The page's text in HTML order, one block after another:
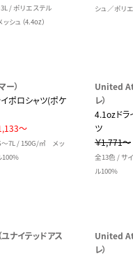
/ ポリエステル
シュ（4.4oz）
シュ／ポリ
）
ポロシャツ(ポケ
～
～7L / 150G/㎡ メッ
United
レ）
4.1ozドラ
ツ
￥1,771～
全13色 / サ
ル100%
ナイテッドアス
United
レ）